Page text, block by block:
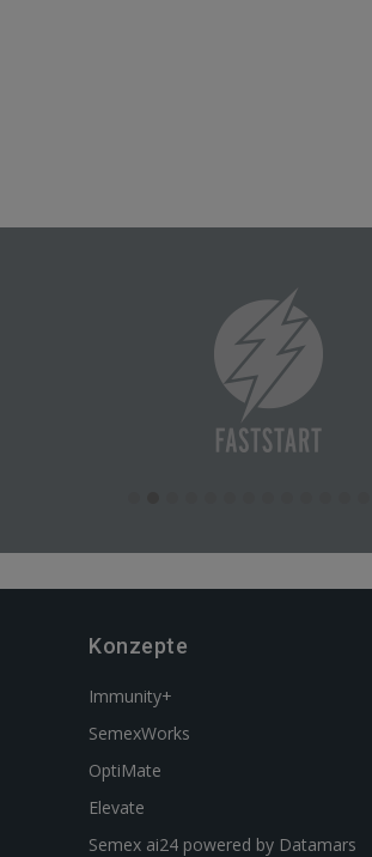
Konzepte
Immunity+
SemexWorks
OptiMate
Elevate
Semex ai24 powered by Datamars